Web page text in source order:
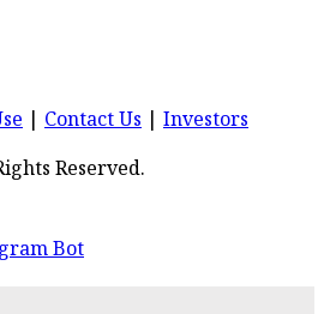
Contact Us
Investors
Reserved.